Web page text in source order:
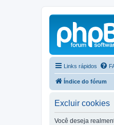
Links rápidos
Índice do fórum
Excluir cookies
Você deseja